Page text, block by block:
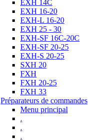
EXH 14C
EXH 16-20
EXH-L 16-20
EXH 25 - 30
EXH-SF 16C-20C
EXH-SF 20-25
EXH-S 20-25
SXH 20
FXH
FXH 20-25
FXH 33
Préparateurs de commandes
Menu principal
.
.
.